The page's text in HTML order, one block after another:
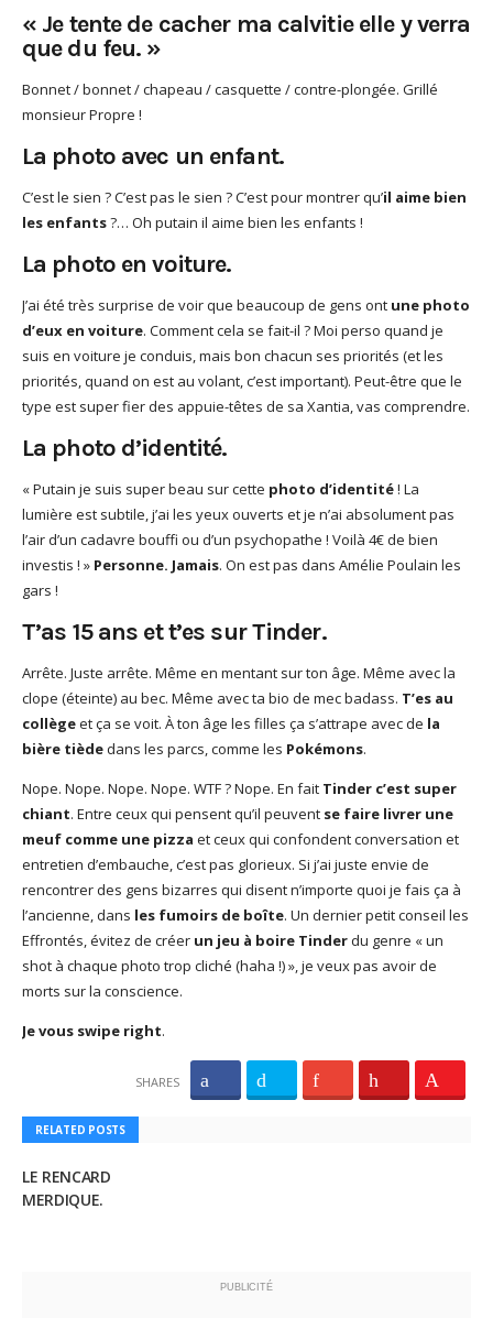
« Je tente de cacher ma calvitie elle y verra
que du feu. »
Bonnet / bonnet / chapeau / casquette / contre-plongée. Grillé
monsieur Propre !
La photo avec un enfant.
C’est le sien ? C’est pas le sien ? C’est pour montrer qu’il aime bien
les enfants?… Oh putain il aime bien les enfants !
La photo en voiture.
J’ai été très surprise de voir que beaucoup de gens ont une photo
d’eux en voiture. Comment cela se fait-il ? Moi perso quand je
suis en voiture je conduis, mais bon chacun ses priorités (et les
priorités, quand on est au volant, c’est important). Peut-être que le
type est super fier des appuie-têtes de sa Xantia, vas comprendre.
La photo d’identité.
« Putain je suis super beau sur cette photo d’identité! La
lumière est subtile, j’ai les yeux ouverts et je n’ai absolument pas
l’air d’un cadavre bouffi ou d’un psychopathe ! Voilà 4€ de bien
investis ! » Personne. Jamais. On est pas dans Amélie Poulain les
gars !
T’as 15 ans et t’es sur Tinder.
Arrête. Juste arrête. Même en mentant sur ton âge. Même avec la
clope (éteinte) au bec. Même avec ta bio de mec badass. T’es au
collègeet ça se voit. À ton âge les filles ça s’attrape avec de la
bière tièdedans les parcs, comme les Pokémons.
Nope. Nope. Nope. Nope. WTF ? Nope. En fait Tinder c’est super
chiant. Entre ceux qui pensent qu’il peuvent se faire livrer une
meuf comme une pizza et ceux qui confondent conversation et
entretien d’embauche, c’est pas glorieux. Si j’ai juste envie de
rencontrer des gens bizarres qui disent n’importe quoi je fais ça à
l’ancienne, dans les fumoirs de boîte. Un dernier petit conseil les
Effrontés, évitez de créer un jeu à boire Tinderdu genre « un
shot à chaque photo trop cliché (haha !) », je veux pas avoir de
morts sur la conscience.
Je vous swipe right.
SHARES
RELATED POSTS
LE RENCARD
MERDIQUE.
PUBLICITÉ